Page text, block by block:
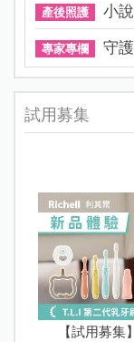
產後照護 小
專家專欄 守
試用募集
【試用募集